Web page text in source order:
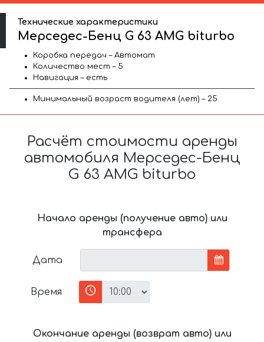
Технические характеристики
Мерседес-Бенц G 63 AMG biturbo
Коробка передач – Автомат
Количество мест – 5
Навигация – есть
Минимальный возраст водителя (лет) – 25
Расчёт стоимости аренды
автомобиля Мерседес-Бенц
G 63 AMG biturbo
Начало аренды (получение авто) или
трансфера
Дата
Время
Окончание аренды (возврат авто) или